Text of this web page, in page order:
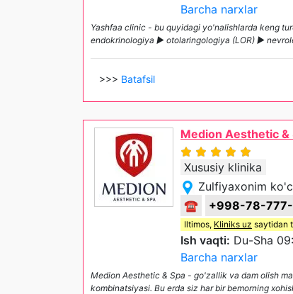
Barcha narxlar
Yashfaa clinic - bu quyidagi yo'nalishlarda keng
endokrinologiya ► otolaringologiya (LOR) ►
>>> Batafsil
Medion Aesthetic &
Xususiy klinika
Zulfiyaxonim
☎
+998-78-
Iltimos, Kliniks uz saytidan
Ish vaqti: Du-Sha
Barcha narxlar
Medion Aesthetic & Spa - go'zallik va dam olish
kombinatsiyasi. Bu erda siz har bir bemorning